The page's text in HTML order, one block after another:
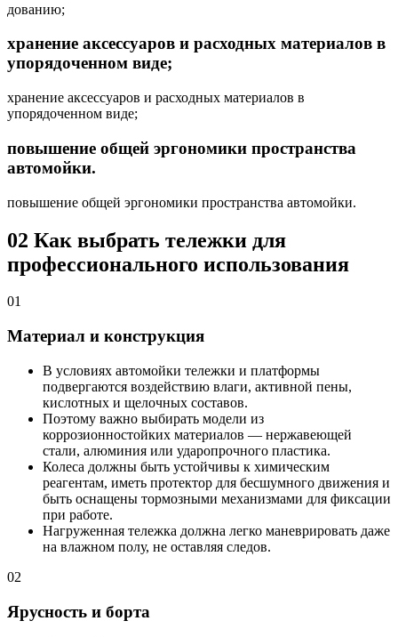
дованию;
хранение аксессуаров и расходных материалов в
упорядоченном виде;
хранение аксессуаров и расходных материалов в
упорядоченном виде;
повышение общей эргономики пространства
автомойки.
повышение общей эргономики пространства автомойки.
02 Как выбрать тележки для
профессионального использования
01
Материал и конструкция
В условиях автомойки тележки и платформы
подвергаются воздействию влаги, активной пены,
кислотных и щелочных составов.
Поэтому важно выбирать модели из
коррозионностойких материалов — нержавеющей
стали, алюминия или ударопрочного пластика.
Колеса должны быть устойчивы к химическим
реагентам, иметь протектор для бесшумного движения и
быть оснащены тормозными механизмами для фиксации
при работе.
Нагруженная тележка должна легко маневрировать даже
на влажном полу, не оставляя следов.
02
Ярусность и борта